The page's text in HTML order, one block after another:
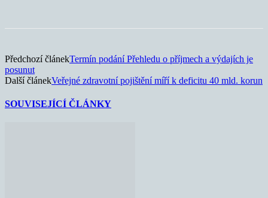
Předchozí článekTermín podání Přehledu o příjmech a výdajích je
posunut
Další článekVeřejné zdravotní pojištění míří k deficitu 40 mld. korun
SOUVISEJÍCÍ ČLÁNKY